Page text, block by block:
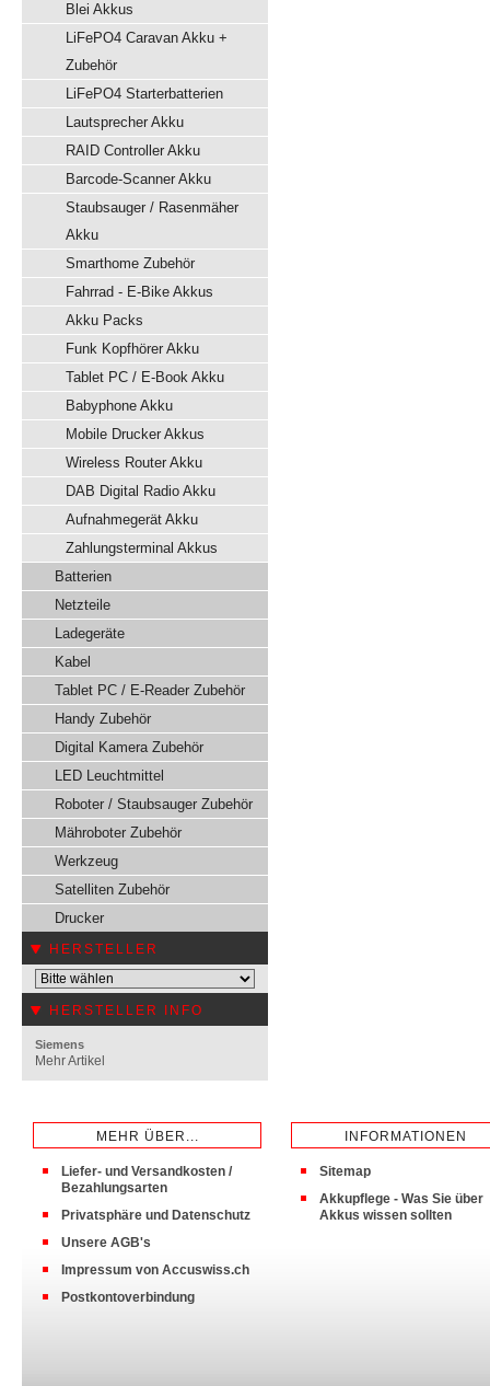
Blei Akkus
LiFePO4 Caravan Akku +
Zubehör
LiFePO4 Starterbatterien
Lautsprecher Akku
RAID Controller Akku
Barcode-Scanner Akku
Staubsauger / Rasenmäher
Akku
Smarthome Zubehör
Fahrrad - E-Bike Akkus
Akku Packs
Funk Kopfhörer Akku
Tablet PC / E-Book Akku
Babyphone Akku
Mobile Drucker Akkus
Wireless Router Akku
DAB Digital Radio Akku
Aufnahmegerät Akku
Zahlungsterminal Akkus
Batterien
Netzteile
Ladegeräte
Kabel
Tablet PC / E-Reader Zubehör
Handy Zubehör
Digital Kamera Zubehör
LED Leuchtmittel
Roboter / Staubsauger Zubehör
Mähroboter Zubehör
Werkzeug
Satelliten Zubehör
Drucker
HERSTELLER
HERSTELLER INFO
Siemens
Mehr Artikel
MEHR ÜBER...
Liefer- und Versandkosten /
Bezahlungsarten
Privatsphäre und Datenschutz
Unsere AGB's
Impressum von Accuswiss.ch
Postkontoverbindung
INFORMATIONEN
Sitemap
Akkupflege - Was Sie über
Akkus wissen sollten